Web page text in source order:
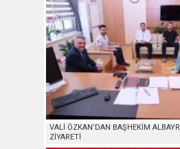
VALİ ÖZKAN’DAN BAŞHEKİM
ZİYARETİ